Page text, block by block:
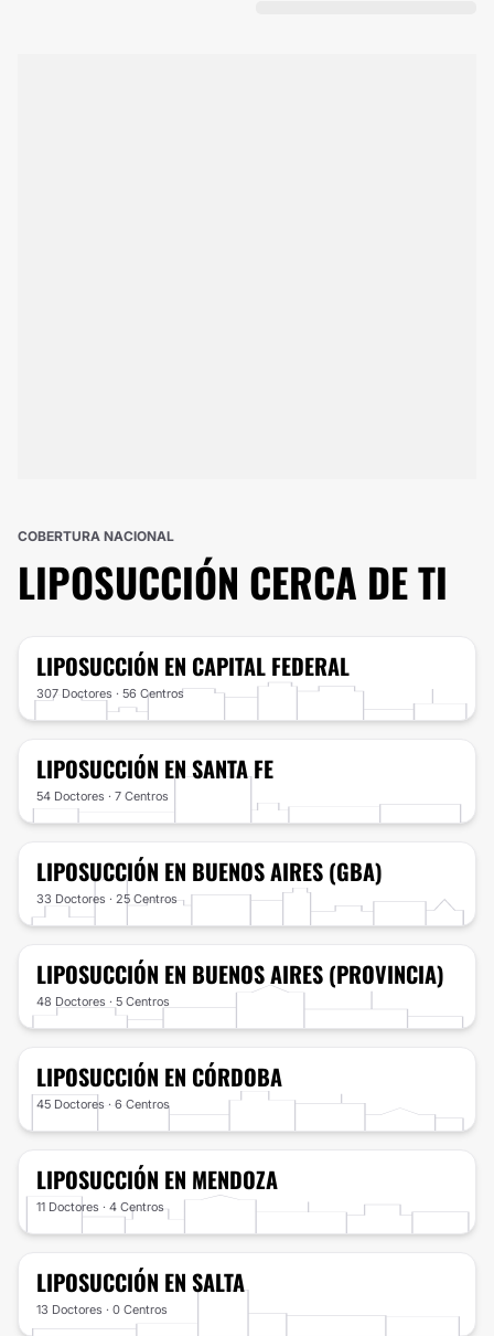
COBERTURA NACIONAL
LIPOSUCCIÓN CERCA DE TI
LIPOSUCCIÓN EN CAPITAL FEDERAL
307 Doctores · 56 Centros
LIPOSUCCIÓN EN SANTA FE
54 Doctores · 7 Centros
LIPOSUCCIÓN EN BUENOS AIRES (GBA)
33 Doctores · 25 Centros
LIPOSUCCIÓN EN BUENOS AIRES (PROVINCIA)
48 Doctores · 5 Centros
LIPOSUCCIÓN EN CÓRDOBA
45 Doctores · 6 Centros
LIPOSUCCIÓN EN MENDOZA
11 Doctores · 4 Centros
LIPOSUCCIÓN EN SALTA
13 Doctores · 0 Centros